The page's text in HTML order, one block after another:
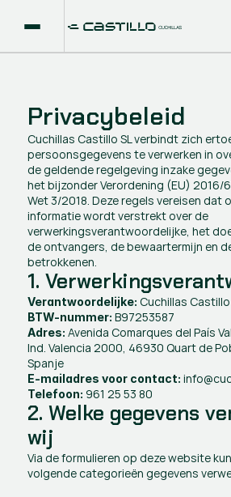
Privacybeleid
Cuchillas Castillo SL verbindt zich
persoonsgegevens te verwerken in
de geldende regelgeving inzake
het bijzonder Verordening (EU) 2016/
Wet 3/2018. Deze regels vereisen dat
informatie wordt verstrekt over de
verwerkingsverantwoordelijke, het
de ontvangers, de bewaartermijn en
betrokkenen.
1.
Verantwoordelijke: Cuchillas Castillo
BTW-nummer: B97253587
Adres: Avenida Comarques del País
Ind. Valencia 2000, 46930 Quart de
Spanje
E-mailadres voor contact:
Telefoon: 961 25 53 80
2. Welke gegevens
wij
Via de formulieren op deze website
volgende categorieën gegevens